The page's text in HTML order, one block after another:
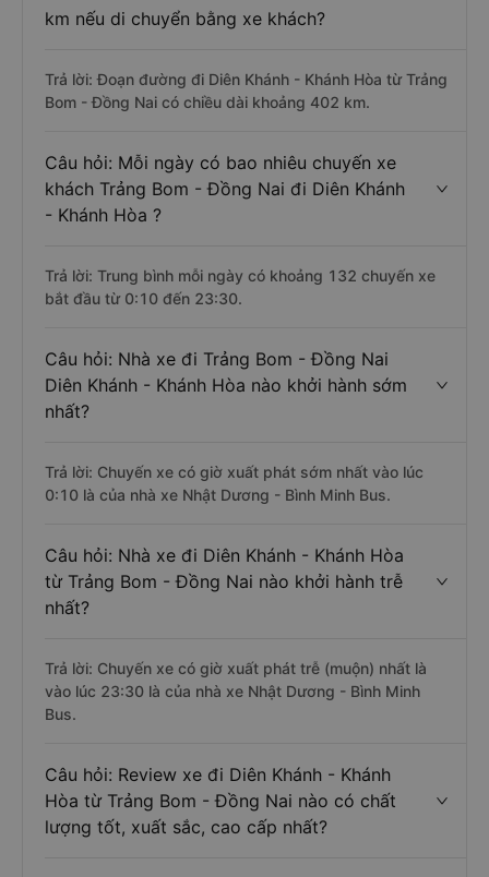
km nếu di chuyển bằng xe khách?
Trả lời: Đoạn đường đi Diên Khánh - Khánh Hòa từ Trảng
Bom - Đồng Nai có chiều dài khoảng 402 km.
Câu hỏi: Mỗi ngày có bao nhiêu chuyến xe
khách Trảng Bom - Đồng Nai đi Diên Khánh
- Khánh Hòa ?
Trả lời: Trung bình mỗi ngày có khoảng 132 chuyến xe
bắt đầu từ 0:10 đến 23:30.
Câu hỏi: Nhà xe đi Trảng Bom - Đồng Nai
Diên Khánh - Khánh Hòa nào khởi hành sớm
nhất?
Trả lời: Chuyến xe có giờ xuất phát sớm nhất vào lúc
0:10 là của nhà xe Nhật Dương - Bình Minh Bus.
Câu hỏi: Nhà xe đi Diên Khánh - Khánh Hòa
từ Trảng Bom - Đồng Nai nào khởi hành trễ
nhất?
Trả lời: Chuyến xe có giờ xuất phát trễ (muộn) nhất là
vào lúc 23:30 là của nhà xe Nhật Dương - Bình Minh
Bus.
Câu hỏi: Review xe đi Diên Khánh - Khánh
Hòa từ Trảng Bom - Đồng Nai nào có chất
lượng tốt, xuất sắc, cao cấp nhất?